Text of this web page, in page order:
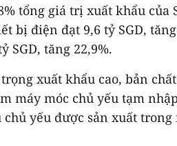
tổng giá trị xuất khẩu của
bị điện đạt 9,6 tỷ SGD,
SGD, tăng 22,9%.
xuất khẩu cao, bản
máy móc chủ yếu tạm
yếu được sản xuất trong